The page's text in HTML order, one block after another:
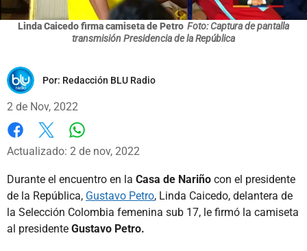
Linda Caicedo firma camiseta de Petro Foto: Captura de pantalla
transmisión Presidencia de la República
Por: Redacción BLU Radio
2 de Nov, 2022
Facebook
X
Actualizado: 2 de nov, 2022
Durante el encuentro en la Casa de Nariño con el presidente
de la República, Gustavo Petro, Linda Caicedo, delantera de
la Selección Colombia femenina sub 17, le firmó la camiseta
al presidente Gustavo Petro.